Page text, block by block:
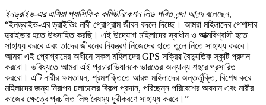
ইনড্রাইভ-এর এশিয়া প্যাসিফিক কমিউনিকেশন লিড পবিত নন্দা আনন্দবলেছেন,
“ইনড্রাইভ-এর ড্রাইভিং নারী প্রোগ্রাম জীবন বদলে দিচ্ছে। আমরা মহিলাদের পেশাদার
ড্রাইভার হতে উৎসাহিত করছি। এই উদ্যোগ মহিলাদের স্বাধীন ও আত্মবিশ্বাসী হতে
সাহায্য করবে এবং তাদের জীবনের নিয়ন্ত্রণ নিজেদের হাতে তুলে নিতে সাহায্য করবে।
আমরা এই প্রোগ্রামের অধীনে সকল মহিলাদের GPS সক্রিয় বৈদ্যুতিক স্কুটি প্রদান
করবো। ভবিষ্যতে আমরা এই প্রচারাভিযানকে ভারতের অন্যান্য শহরে প্রসারিত
করবো। এটি নারীর ক্ষমতায়ন, শ্রমশক্তিতে আরও মহিলাদের অন্তর্ভুক্তি, বিশেষ করে
মহিলাদের জন্য নিরাপদ চলাচলের বিকল্প প্রদান, পরিচ্ছন্ন পরিবেশের অবদান এবং নারীর
কাজের ক্ষেত্রে প্রচলিত লিঙ্গ বৈষম্য দূরীকরণে সাহায্য করবে।”